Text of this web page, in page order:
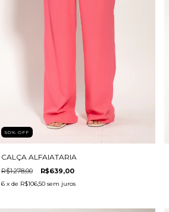
50% OFF
CALÇA ALFAIATARIA
R$1.278,00 R$639,00
6 x de R$106,50 sem juros